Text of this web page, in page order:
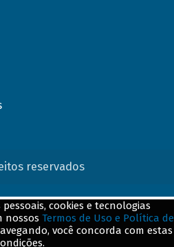
reservados
cookies e tecnologias
nossos Termos de Uso e Política de
você concorda com estas